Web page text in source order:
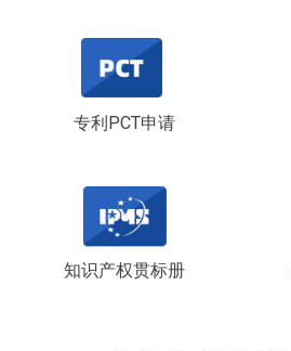
专利PCT申请
知识产权贯标册